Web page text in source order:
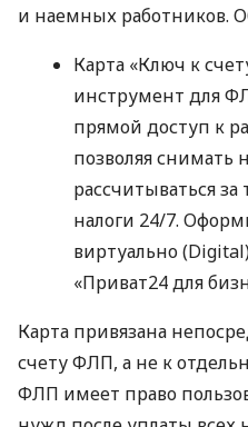
и наемных работников.
Карта «Ключ к
инструмент для
прямой доступ к
позволяя снимать
рассчитываться
налоги 24/7.
виртуально
«Приват24 для
Карта привязана
счету ФЛП, а не к
ФЛП имеет право